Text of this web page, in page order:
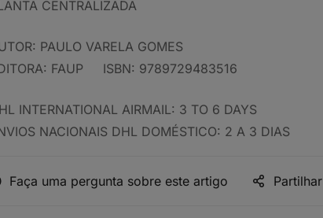
CENTRALIZADA
PAULO VARELA GOMES
FAUP ISBN: 9789729483516
INTERNATIONAL AIRMAIL: 3 TO 6 DAYS
NACIONAIS DHL DOMÉSTICO: 2 A 3 DIAS
Faça uma pergunta sobre este artigo Partilhar